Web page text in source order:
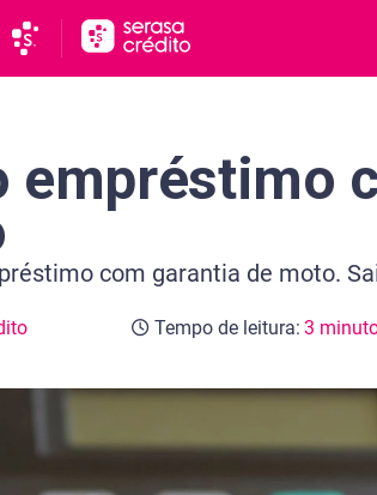
empréstimo
com garantia de moto.
Tempo de leitura: 3